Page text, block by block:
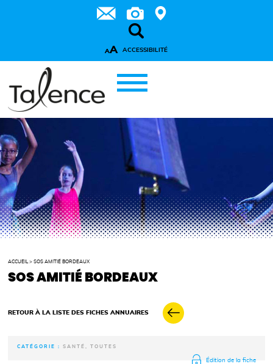
AA ACCESSIBILITÉ
ACCUEIL >SOS AMITIÉ BORDEAUX
SOS AMITIÉ BORDEAUX
RETOUR À LA LISTE DES FICHES ANNUAIRES
CATÉGORIE :SANTÉ, TOUTES
Édition de la fiche